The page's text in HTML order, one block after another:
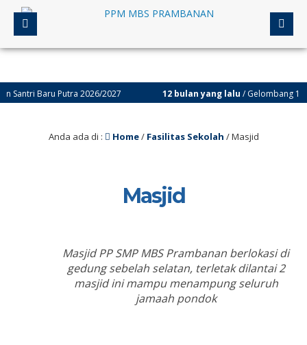
Baru Putra 2026/2027 12 bulan yang lalu/ Gelombang 1 //
Anda ada di : Home/ Fasilitas Sekolah /Masjid
Masjid
Masjid PP SMP MBS Prambanan berlokasi di
gedung sebelah selatan, terletak dilantai 2
masjid ini mampu menampung seluruh
jamaah pondok